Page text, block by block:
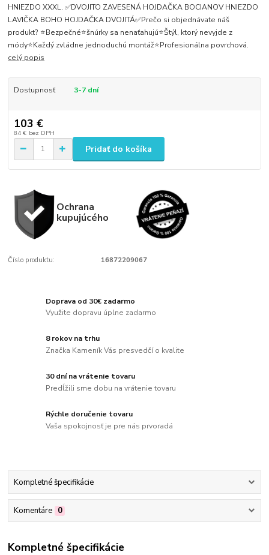
HNIEZDO XXXL. ✅DVOJITO ZAVESENÁ HOJDAČKA BOCIANOV HNIEZDO
LAVIČKA BOHO HOJDAČKA DVOJITÁ✅Prečo si objednávate náš
produkt? ⭐️Bezpečné⭐️šnúrky sa nenaťahujú⭐️Štýl, ktorý nevyjde z
módy⭐️Každý zvládne jednoduchú montáž⭐️Profesionálna povrchová.
celý popis
Dostupnosť 3-7 dní
103 €
84 € bez DPH
Pridať do košíka
Ochrana
kupujúcého
Číslo produktu: 16872209067
Doprava od 30€ zadarmo
Využite dopravu úplne zadarmo
8 rokov na trhu
Značka Kameník Vás presvedčí o kvalite
30 dní na vrátenie tovaru
Predĺžili sme dobu na vrátenie tovaru
Rýchle doručenie tovaru
Vaša spokojnosť je pre nás prvoradá
Kompletné špecifikácie
Komentáre 0
Kompletné špecifikácie